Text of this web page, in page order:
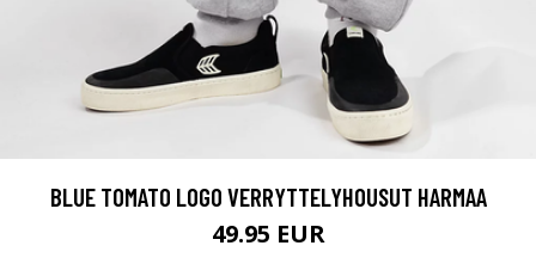
BLUE TOMATO LOGO VERRYTTELYHOUSUT HARMAA
49.95 EUR